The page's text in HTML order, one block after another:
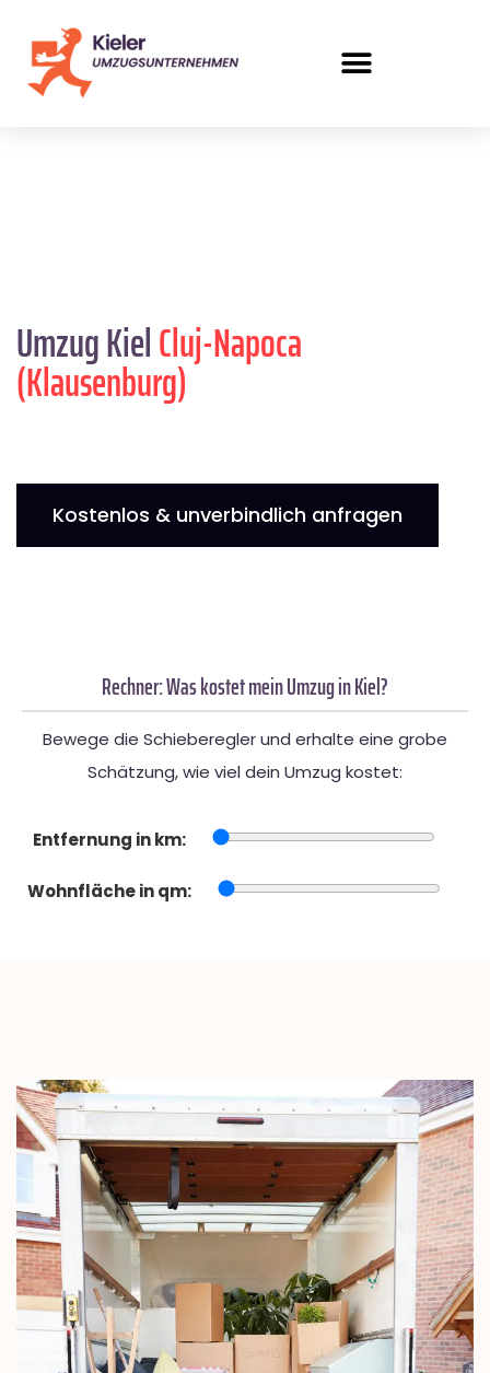
Umzug KielCluj-Napoca
(Klausenburg)
Kostenlos & unverbindlich anfragen
Rechner: Was kostet mein Umzug in Kiel?
Bewege die Schieberegler und erhalte eine grobe
Schätzung, wie viel dein Umzug kostet:
Entfernung in km:
Wohnfläche in qm: